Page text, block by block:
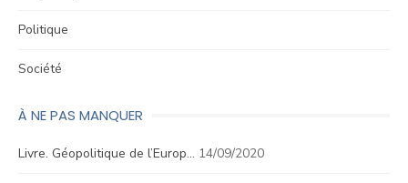
Politique
Société
À NE PAS MANQUER
Livre. Géopolitique de l’Europ… 14/09/2020